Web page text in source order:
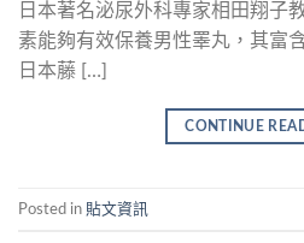
日本著名泌尿外科專家相田翔子
素能夠有效保養男性睪丸，其富
日本藤 […]
CONTINUE
Posted in 貼文資訊